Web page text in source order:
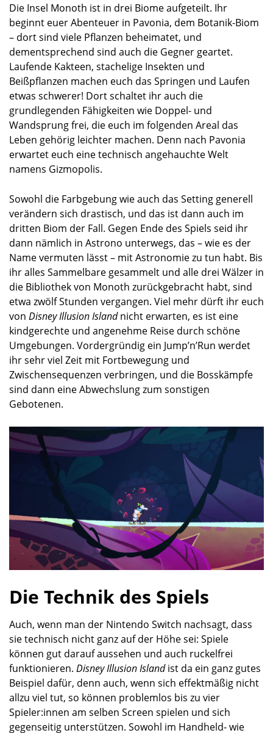
Die Insel Monoth ist in drei Biome aufgeteilt. Ihr
beginnt euer Abenteuer in Pavonia, dem Botanik-Biom
– dort sind viele Pflanzen beheimatet, und
dementsprechend sind auch die Gegner geartet.
Laufende Kakteen, stachelige Insekten und
Beißpflanzen machen euch das Springen und Laufen
etwas schwerer! Dort schaltet ihr auch die
grundlegenden Fähigkeiten wie Doppel- und
Wandsprung frei, die euch im folgenden Areal das
Leben gehörig leichter machen. Denn nach Pavonia
erwartet euch eine technisch angehauchte Welt
namens Gizmopolis.
Sowohl die Farbgebung wie auch das Setting generell
verändern sich drastisch, und das ist dann auch im
dritten Biom der Fall. Gegen Ende des Spiels seid ihr
dann nämlich in Astrono unterwegs, das – wie es der
Name vermuten lässt – mit Astronomie zu tun habt. Bis
ihr alles Sammelbare gesammelt und alle drei Wälzer in
die Bibliothek von Monoth zurückgebracht habt, sind
etwa zwölf Stunden vergangen. Viel mehr dürft ihr euch
von Disney Illusion Islandnicht erwarten, es ist eine
kindgerechte und angenehme Reise durch schöne
Umgebungen. Vordergründig ein Jump’n’Run werdet
ihr sehr viel Zeit mit Fortbewegung und
Zwischensequenzen verbringen, und die Bosskämpfe
sind dann eine Abwechslung zum sonstigen
Gebotenen.
Die Technik des Spiels
Auch, wenn man der Nintendo Switch nachsagt, dass
sie technisch nicht ganz auf der Höhe sei: Spiele
können gut darauf aussehen und auch ruckelfrei
funktionieren. Disney Illusion Islandist da ein ganz gutes
Beispiel dafür, denn auch, wenn sich effektmäßig nicht
allzu viel tut, so können problemlos bis zu vier
Spieler:innen am selben Screen spielen und sich
gegenseitig unterstützen. Sowohl im Handheld- wie